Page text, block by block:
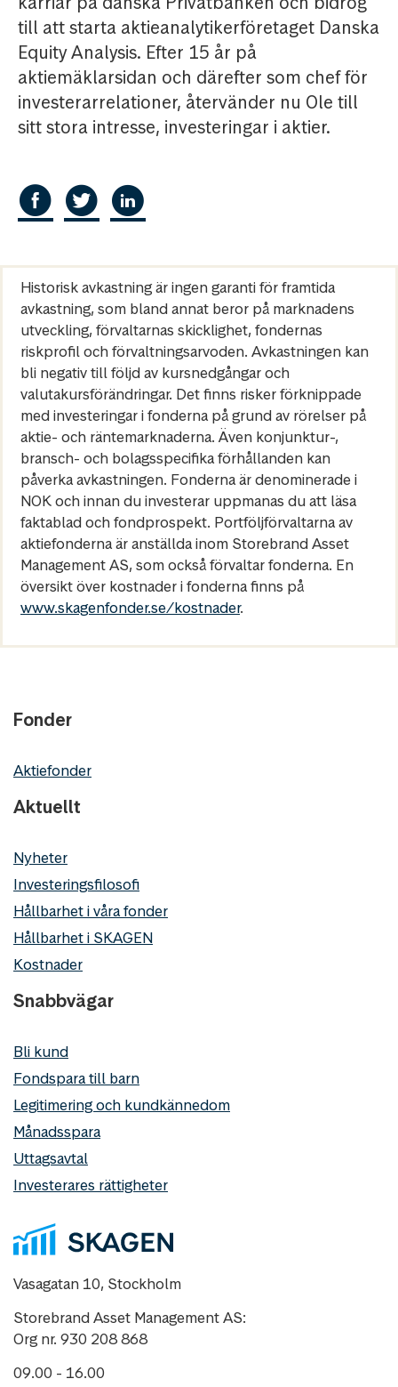
till att starta aktieanalytikerföretaget Danska
Equity Analysis. Efter 15 år på
aktiemäklarsidan och därefter som chef för
investerarrelationer, återvänder nu Ole till
sitt stora intresse, investeringar i aktier.
Historisk avkastning är ingen garanti för framtida
avkastning, som bland annat beror på marknadens
utveckling, förvaltarnas skicklighet, fondernas
riskprofil och förvaltningsarvoden. Avkastningen kan
bli negativ till följd av kursnedgångar och
valutakursförändringar. Det finns risker förknippade
med investeringar i fonderna på grund av rörelser på
aktie- och räntemarknaderna. Även konjunktur-,
bransch- och bolagsspecifika förhållanden kan
påverka avkastningen. Fonderna är denominerade i
NOK och innan du investerar uppmanas du att läsa
faktablad och fondprospekt. Portföljförvaltarna av
aktiefonderna är anställda inom Storebrand Asset
Management AS, som också förvaltar fonderna. En
översikt över kostnader i fonderna finns på
www.skagenfonder.se/kostnader.
Fonder
Aktiefonder
Aktuellt
Nyheter
Investeringsfilosofi
Hållbarhet i våra fonder
Hållbarhet i SKAGEN
Kostnader
Snabbvägar
Bli kund
Fondspara till barn
Legitimering och kundkännedom
Månadsspara
Uttagsavtal
Investerares rättigheter
Vasagatan 10, Stockholm
Storebrand Asset Management AS:
Org nr. 930 208 868
09.00 - 16.00